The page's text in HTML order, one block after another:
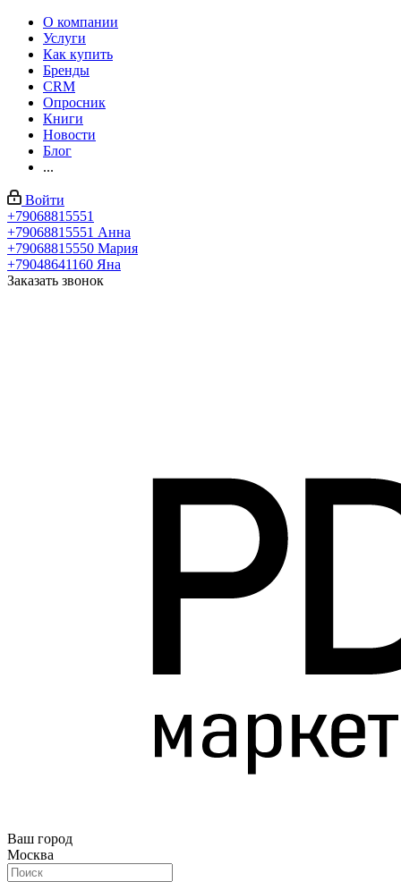
О компании
Услуги
Как купить
Бренды
CRM
Опросник
Книги
Новости
Блог
...
Войти
+79068815551
+79068815551 Анна
+79068815550 Мария
+79048641160 Яна
Заказать звонок
Ваш город
Москва